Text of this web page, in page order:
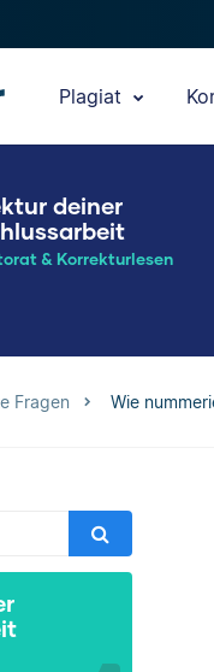
Plagiat
deiner
& Korrekturlesen
Fragen Wie